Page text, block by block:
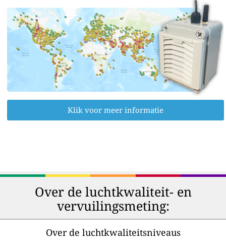
Klik voor meer informatie
Over de luchtkwaliteit- en
vervuilingsmeting:
Over de luchtkwaliteitsniveaus